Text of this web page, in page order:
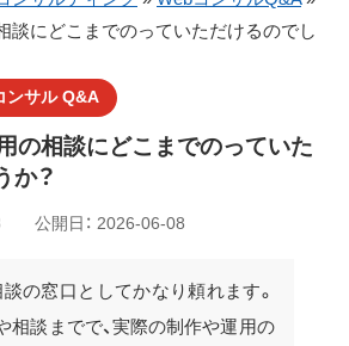
談にどこまでのっていただけるのでし
ンサル Q&A
の相談にどこまでのっていた
か？
公開日： 2026-06-08
の窓口としてかなり頼れます。
相談までで、実際の制作や運用の